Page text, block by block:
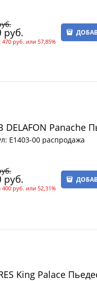
руб.
470 руб. или 57,85%
DELAFON Panache
E1403-00 распродажа
руб.
400 руб. или 52,31%
King Palace